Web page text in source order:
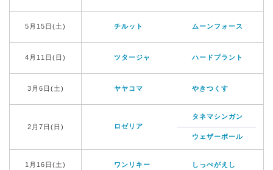
5月15日(土) チルット ムーンフォース
4月11日(日) ツタージャ ハードプラント
3月6日(土) ヤヤコマ やきつくす
2月7日(日) ロゼリア
タネマシンガン
ウェザーボール
1月16日(土) ワンリキー しっぺがえし